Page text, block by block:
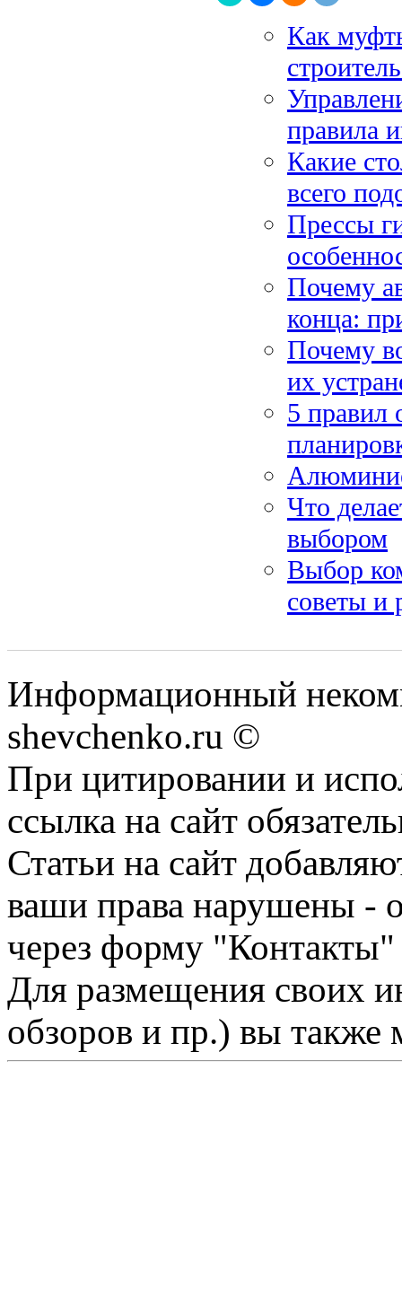
Как
правила
Какие
всего
Прессы
Почему
конца:
Почему
их
5 правил
Что
выбором
Выбор
советы и
Информационный
shevchenko.ru ©
При цитировании и
ссылка на сайт
Статьи на сайт
ваши права нарушены -
через форму "Контакты"
Для размещения своих
обзоров и пр.) вы также